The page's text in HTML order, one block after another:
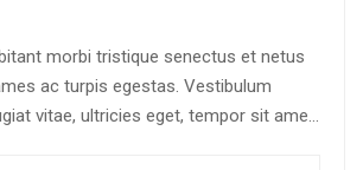
morbi tristique senectus et netus
ac turpis egestas. Vestibulum
vitae, ultricies eget, tempor sit amet,